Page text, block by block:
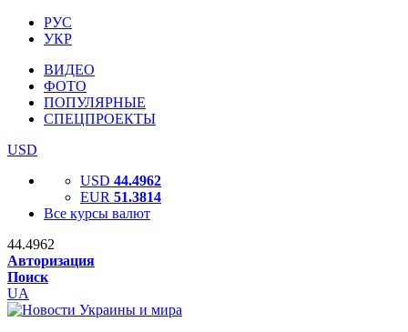
РУС
УКР
ВИДЕО
ФОТО
ПОПУЛЯРНЫЕ
СПЕЦПРОЕКТЫ
USD
USD 44.4962
EUR 51.3814
Все курсы валют
44.4962
Авторизация
Поиск
UA